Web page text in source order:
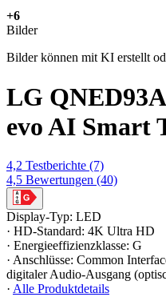
+6
Bilder
Bilder können mit KI erstellt
LG
evo AI Smart
4,2 Testberichte (7)
4,5 Bewertungen (40)
Display-Typ: LED
· HD-Standard: 4K Ultra HD
· Energieeffizienzklasse: G
· Anschlüsse: Common
digitaler Audio-Ausgang
· Alle Produktdetails